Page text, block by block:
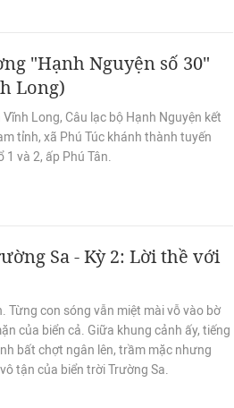
"Hạnh Nguyện số 30"
Long)
Long, Câu lạc bộ Hạnh Nguyện kết
tỉnh, xã Phú Túc khánh thành tuyến
và 2, ấp Phú Tân.
Sa - Kỳ 2: Lời thề với
Từng con sóng vẫn miệt mài vỗ vào bờ
của biển cả. Giữa khung cảnh ấy, tiếng
bất chợt ngân lên, trầm mặc nhưng
tận của biển trời Trường Sa.